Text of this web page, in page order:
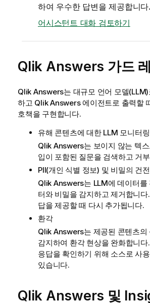
하여 우수한 답변을 제공합니다.
어시스턴트 대화 검토하기
Qlik Answers 가드
Qlik Answers는 대규모 언어 모델(LLM)
하고 Qlik Answers에이전트로 출력할
호책을 구현합니다.
유해 콘텐츠에 대한 LLM 모니터링
Qlik Answers는 보이지 않는 텍
입이 포함된 질문을 검색하고 거
PII(개인 식별 정보) 및 비밀의 건
Qlik Answers는 LLM에 데이터를
터와 비밀을 감지하고 제거합니
답을 제공할 때 다시 추가됩니다.
환각
Qlik Answers는 제공된 콘텐츠의
감지하여 환각 현상을 완화합니
응답을 확인하기 위해 소스로 사
있습니다.
Qlik Answers 및